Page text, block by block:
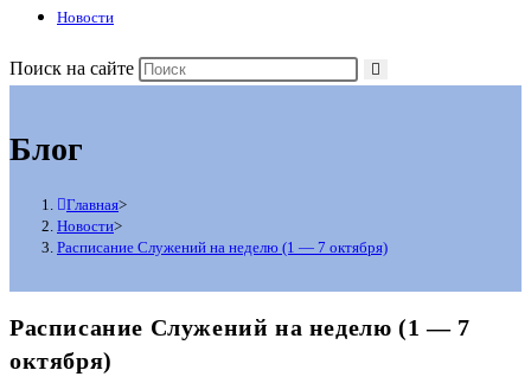
Новости
Поиск на сайте
Блог
Главная>
Новости>
Расписание Служений на неделю (1 — 7 октября)
Расписание Служений на неделю (1 — 7
октября)